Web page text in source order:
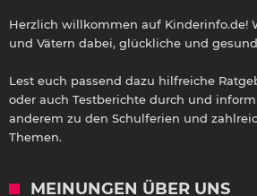
Herzlich willkommen auf Kinderinfo.de!
und Vätern dabei, glückliche und
Lest euch passend dazu hilfreiche
oder auch Testberichte durch und
anderem zu den Schulferien und
Themen.
MEINUNGEN ÜBER UNS